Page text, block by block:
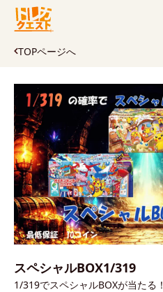
TOPページへ
スペシャルBOX1/319
1/319でスペシャルBOXが当たる！